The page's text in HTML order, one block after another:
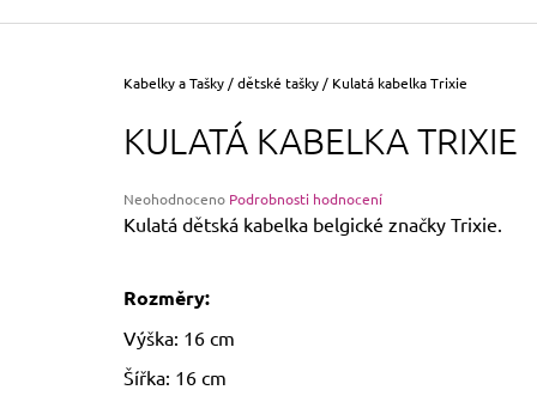
Domů
Kabelky a Tašky /dětské tašky / Kulatá kabelka Trixie
KULATÁ KABELKA TRIXIE
Průměrné
hodnocení
z
hvězdiček.
Neohodnoceno Podrobnosti hodnocení
Kulatá dětská kabelka belgické značky Trixie.
Rozměry:
Výška: 16 cm
Šířka: 16 cm